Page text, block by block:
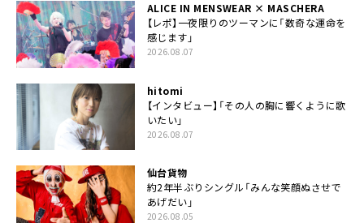
ALICE IN MENSWEAR × MASCHERA
【レポ】一夜限りのツーマンに「数奇な運命を
感じます」
2026.08.07
hitomi
【インタビュー】「その人の胸に響くように歌
いたい」
2026.08.07
仙台貨物
約2年半ぶりシングル「みんな笑顔ぬさせで
あげだい」
2026.08.05